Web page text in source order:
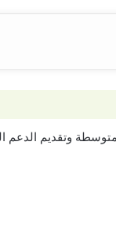
بالمشروعات الصغيرة